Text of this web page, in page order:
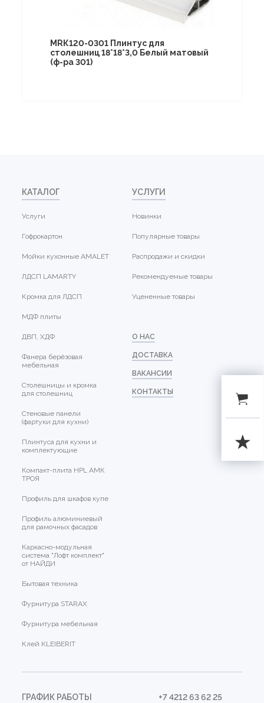
МRК120-0301 Плинтус для
столешниц 18*18*3,0 Белый матовый
(ф-ра 301)
КАТАЛОГ
Услуги
Гофрокартон
Мойки кухонные AMALET
ЛДСП LAMARTY
Кромка для ЛДСП
МДФ плиты
ДВП, ХДФ
Фанера берёзовая
мебельная
Столешницы и кромка
для столешниц
Стеновые панели
(фартуки для кухни)
Плинтуса для кухни и
комплектующие
Компакт-плита HPL АМК
ТРОЯ
Профиль для шкафов купе
Профиль алюминиевый
для рамочных фасадов
Каркасно-модульная
система "Лофт комплект"
от НАЙДИ
Бытовая техника
Фурнитура STARAX
Фурнитура мебельная
Клей KLEIBERIT
УСЛУГИ
Новинки
Популярные товары
Распродажи и скидки
Рекомендуемые товары
Уцененные товары
О НАС
ДОСТАВКА
ВАКАНСИИ
КОНТАКТЫ
ГРАФИК РАБОТЫ +7 4212 63 62 25